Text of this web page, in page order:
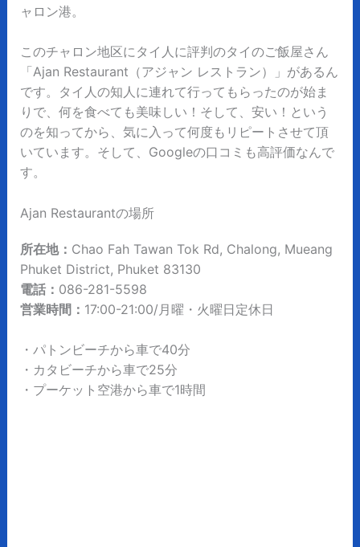
ャロン港。
このチャロン地区にタイ人に評判のタイのご飯屋さん
「Ajan Restaurant（アジャン レストラン）」があるん
です。タイ人の知人に連れて行ってもらったのが始ま
りで、何を食べても美味しい！そして、安い！という
のを知ってから、気に入って何度もリピートさせて頂
いています。そして、Googleの口コミも高評価なんで
す。
Ajan Restaurantの場所
所在地： Chao Fah Tawan Tok Rd, Chalong, Mueang
Phuket District, Phuket 83130
電話： 086-281-5598
営業時間： 17:00-21:00/月曜・火曜日定休日
・パトンビーチから車で40分
・カタビーチから車で25分
・プーケット空港から車で1時間